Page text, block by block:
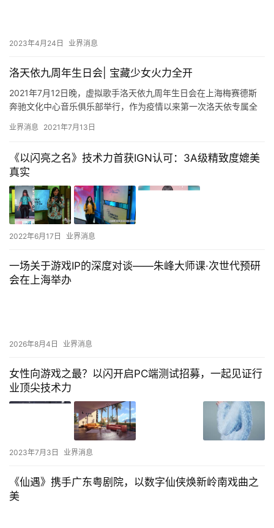
2023年4月24日 业界消息
洛天依九周年生日会| 宝藏少女火力全开
2021年7月12日晚，虚拟歌手洛天依九周年生日会在上海梅赛德斯
奔驰文化中心音乐俱乐部举行，作为疫情以来第一次洛天依专属全
业界消息 2021年7月13日
《以闪亮之名》技术力首获IGN认可：3A级精致度媲美
真实
2022年6月17日 业界消息
一场关于游戏IP的深度对谈——朱峰大师课·次世代预研
会在上海举办
2026年8月4日 业界消息
女性向游戏之最？以闪开启PC端测试招募，一起见证行
业顶尖技术力
2023年7月3日 业界消息
《仙遇》携手广东粤剧院，以数字仙侠焕新岭南戏曲之
美